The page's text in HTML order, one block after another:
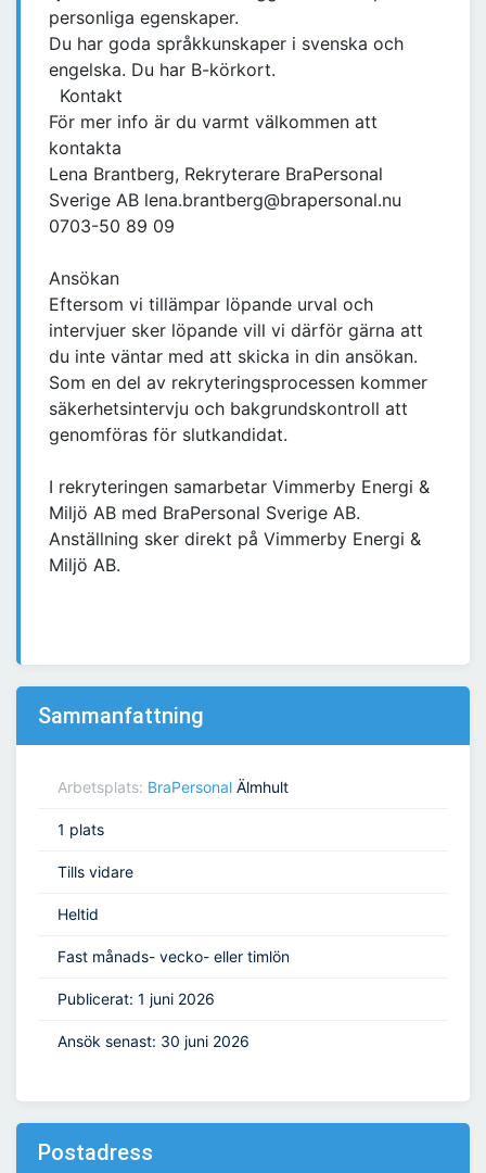
personliga egenskaper.
Du har goda språkkunskaper i svenska och
engelska. Du har B-körkort.
Kontakt
För mer info är du varmt välkommen att
kontakta
Lena Brantberg, Rekryterare BraPersonal
Sverige AB lena.brantberg@brapersonal.nu
0703-50 89 09
Ansökan
Eftersom vi tillämpar löpande urval och
intervjuer sker löpande vill vi därför gärna att
du inte väntar med att skicka in din ansökan.
Som en del av rekryteringsprocessen kommer
säkerhetsintervju och bakgrundskontroll att
genomföras för slutkandidat.
I rekryteringen samarbetar Vimmerby Energi &
Miljö AB med BraPersonal Sverige AB.
Anställning sker direkt på Vimmerby Energi &
Miljö AB.
Sammanfattning
Arbetsplats: BraPersonal Älmhult
1 plats
Tills vidare
Heltid
Fast månads- vecko- eller timlön
Publicerat: 1 juni 2026
Ansök senast: 30 juni 2026
Postadress